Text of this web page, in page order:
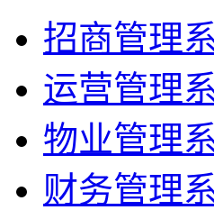
招商管理
运营管理
物业管理
财务管理